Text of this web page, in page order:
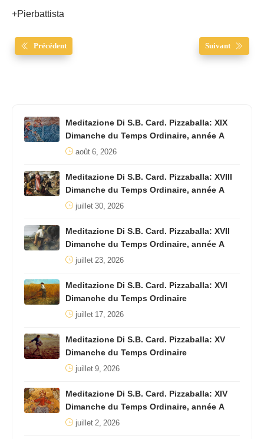
+Pierbattista
Précédent Suivant
Meditazione Di S.B. Card. Pizzaballa: XIX
Dimanche du Temps Ordinaire, année A
août 6, 2026
Meditazione Di S.B. Card. Pizzaballa: XVIII
Dimanche du Temps Ordinaire, année A
juillet 30, 2026
Meditazione Di S.B. Card. Pizzaballa: XVII
Dimanche du Temps Ordinaire, année A
juillet 23, 2026
Meditazione Di S.B. Card. Pizzaballa: XVI
Dimanche du Temps Ordinaire
juillet 17, 2026
Meditazione Di S.B. Card. Pizzaballa: XV
Dimanche du Temps Ordinaire
juillet 9, 2026
Meditazione Di S.B. Card. Pizzaballa: XIV
Dimanche du Temps Ordinaire, année A
juillet 2, 2026